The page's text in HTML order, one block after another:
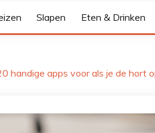
Slapen Eten & Drinken
handige apps voor als je de hort